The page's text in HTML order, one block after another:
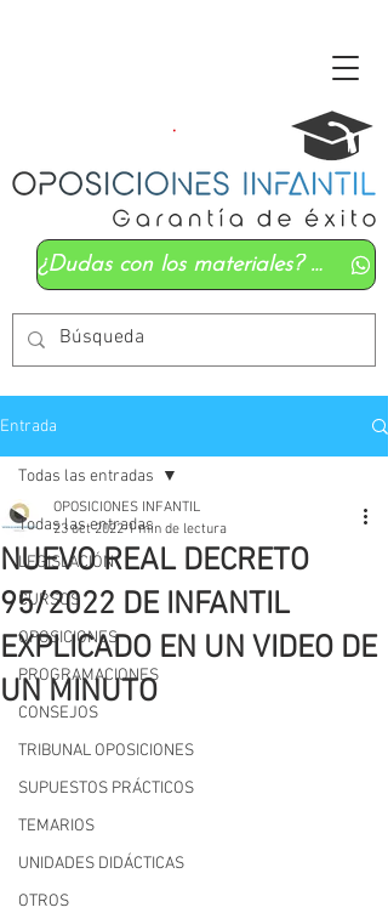
¿Dudas con los materiales? Mándanos un whatsapp
Entrada
Todas las entradas
LEGISLACIÓN
CURSOS
OPOSICIONES
PROGRAMACIONES
CONSEJOS
TRIBUNAL OPOSICIONES
SUPUESTOS PRÁCTICOS
TEMARIOS
UNIDADES DIDÁCTICAS
OTROS
Todas las entradas
NUEVO REAL DECRETO
95/2022 DE INFANTIL
EXPLICADO EN UN VIDEO DE
UN MINUTO
OPOSICIONES INFANTIL
23 oct 2022 1 min de lectura